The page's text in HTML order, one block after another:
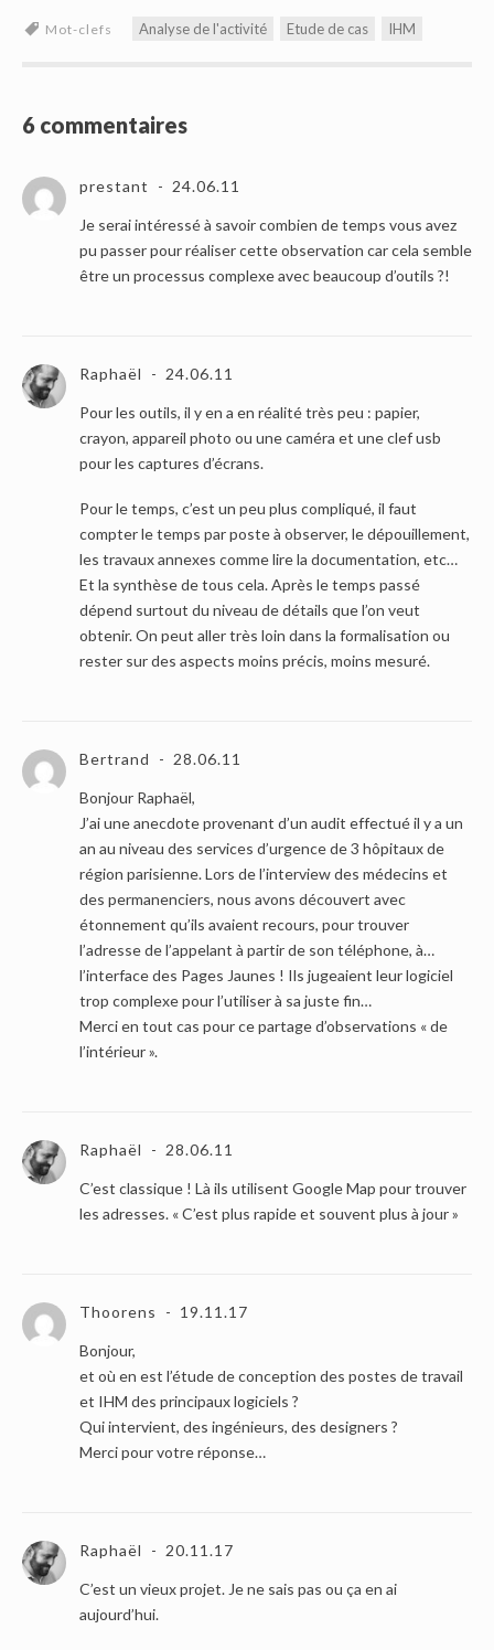
Mot-clefs Analyse de l'activité Etude de cas IHM
6 commentaires
prestant 24.06.11
Je serai intéressé à savoir combien de temps vous avez
pu passer pour réaliser cette observation car cela semble
être un processus complexe avec beaucoup d’outils ?!
Raphaël 24.06.11
Pour les outils, il y en a en réalité très peu : papier,
crayon, appareil photo ou une caméra et une clef usb
pour les captures d’écrans.
Pour le temps, c’est un peu plus compliqué, il faut
compter le temps par poste à observer, le dépouillement,
les travaux annexes comme lire la documentation, etc…
Et la synthèse de tous cela. Après le temps passé
dépend surtout du niveau de détails que l’on veut
obtenir. On peut aller très loin dans la formalisation ou
rester sur des aspects moins précis, moins mesuré.
Bertrand 28.06.11
Bonjour Raphaël,
J’ai une anecdote provenant d’un audit effectué il y a un
an au niveau des services d’urgence de 3 hôpitaux de
région parisienne. Lors de l’interview des médecins et
des permanenciers, nous avons découvert avec
étonnement qu’ils avaient recours, pour trouver
l’adresse de l’appelant à partir de son téléphone, à…
l’interface des Pages Jaunes ! Ils jugeaient leur logiciel
trop complexe pour l’utiliser à sa juste fin…
Merci en tout cas pour ce partage d’observations « de
l’intérieur ».
Raphaël 28.06.11
C’est classique ! Là ils utilisent Google Map pour trouver
les adresses. « C’est plus rapide et souvent plus à jour »
Thoorens 19.11.17
Bonjour,
et où en est l’étude de conception des postes de travail
et IHM des principaux logiciels ?
Qui intervient, des ingénieurs, des designers ?
Merci pour votre réponse…
Raphaël 20.11.17
C’est un vieux projet. Je ne sais pas ou ça en ai
aujourd’hui.